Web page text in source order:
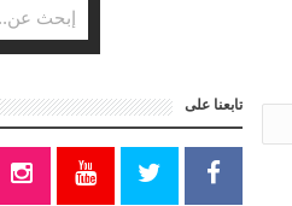
تابعنا على